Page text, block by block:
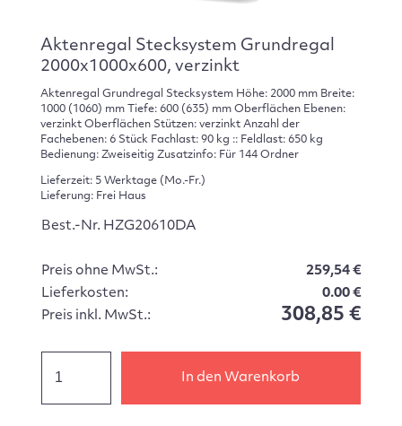
Aktenregal Stecksystem Grundregal
2000x1000x600, verzinkt
Aktenregal Grundregal Stecksystem Höhe: 2000 mm Breite:
1000 (1060) mm Tiefe: 600 (635) mm Oberflächen Ebenen:
verzinkt Oberflächen Stützen: verzinkt Anzahl der
Fachebenen: 6 Stück Fachlast: 90 kg :: Feldlast: 650 kg
Bedienung: Zweiseitig Zusatzinfo: Für 144 Ordner
Lieferzeit: 5 Werktage (Mo.-Fr.)
Lieferung: Frei Haus
Best.-Nr. HZG20610DA
Preis ohne MwSt.:
259,54 €
Lieferkosten:
0.00 €
Preis inkl. MwSt.:
308,85 €
In den Warenkorb